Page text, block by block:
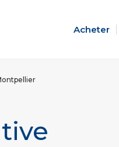
Acheter